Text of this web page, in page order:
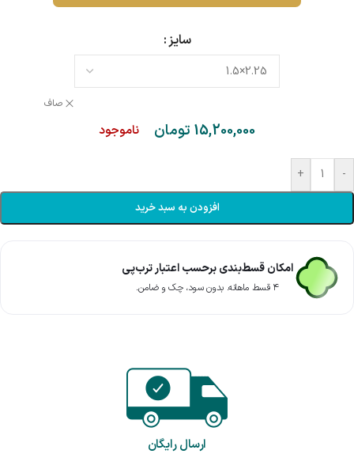
سایز
صاف
15,200,000 تومان ناموجود
-
+
افزودن به سبد خرید
امکان قسط‌بندی برحسب اعتبار ترب‌پی
۴ قسط ماهانه. بدون سود، چک و ضامن.
ارسال رایگان